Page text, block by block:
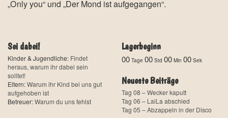
„Only you“ und „Der Mond ist aufgegangen“.
Sei dabei!
Kinder & Jugendliche: Findet
heraus, warum ihr dabei sein
solltet!
Eltern:Warum ihr Kind bei uns gut
aufgehoben ist
Betreuer:Warum du uns fehlst
Lagerbeginn
00 Tage 00 Std 00 Min 00 Sek
Neueste Beiträge
Tag 08 – Wecker kaputt
Tag 06 – LaiLa abschied
Tag 05 – Abzappeln in der Disco